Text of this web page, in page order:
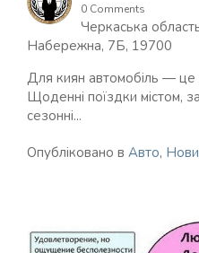
0 Comments
Черкаська
Набережна, 7Б, 19700
Для киян автомобіль — це
Щоденні поїздки містом,
сезонні...
Опубліковано в Авто,